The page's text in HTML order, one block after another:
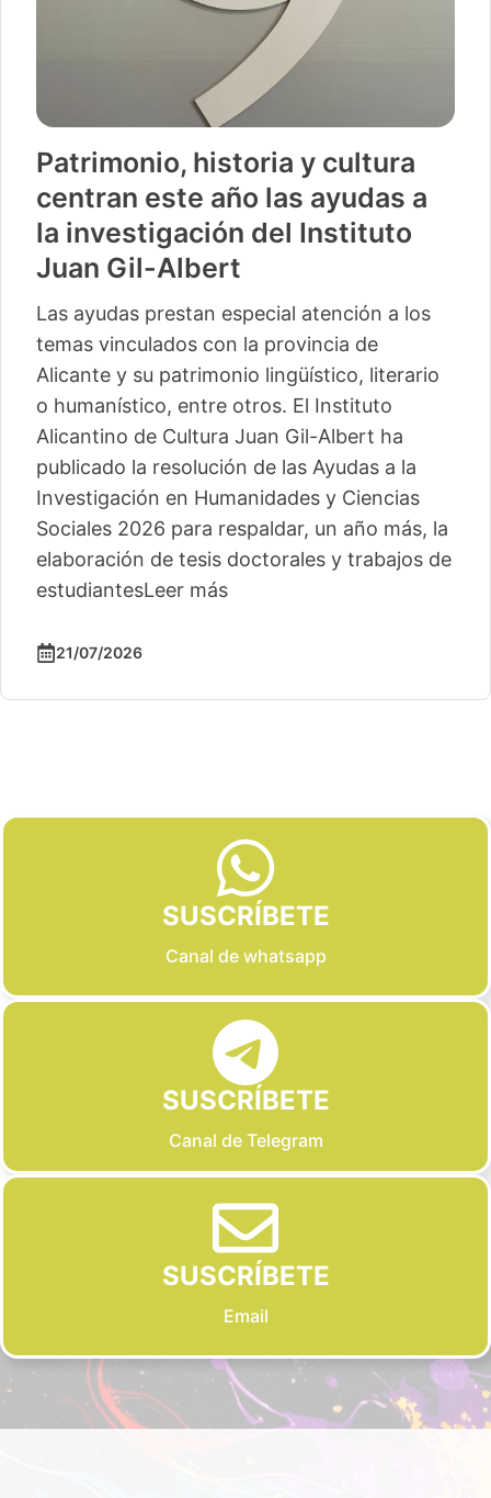
Patrimonio, historia y cultura
centran este año las ayudas a
la investigación del Instituto
Juan Gil-Albert
Las ayudas prestan especial atención a los
temas vinculados con la provincia de
Alicante y su patrimonio lingüístico, literario
o humanístico, entre otros. El Instituto
Alicantino de Cultura Juan Gil-Albert ha
publicado la resolución de las Ayudas a la
Investigación en Humanidades y Ciencias
Sociales 2026 para respaldar, un año más, la
elaboración de tesis doctorales y trabajos de
estudiantesLeer más
21/07/2026
SUSCRÍBETE
Canal de whatsapp
SUSCRÍBETE
Canal de Telegram
SUSCRÍBETE
Email